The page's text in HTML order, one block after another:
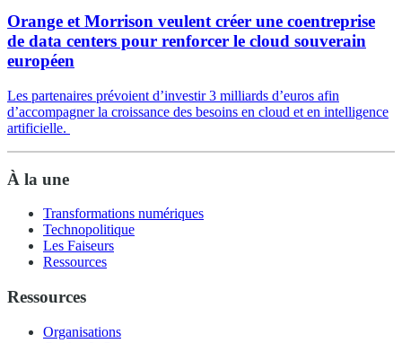
Orange et Morrison veulent créer une coentreprise
de data centers pour renforcer le cloud souverain
européen
Les partenaires prévoient d’investir 3 milliards d’euros afin
d’accompagner la croissance des besoins en cloud et en intelligence
artificielle.
À la une
Transformations numériques
Technopolitique
Les Faiseurs
Ressources
Ressources
Organisations